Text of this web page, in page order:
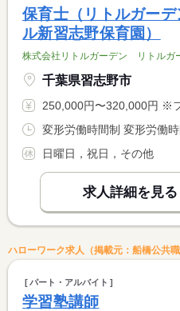
保育士（リトルガー
ル新習志野保育園）
株式会社リトルガーデン リトルガ
千葉県習志野市
250,000円〜320,000円 ※フルタイム求人の場合は月額（
日曜日，祝日，その他
求人詳細を見る
ハローワーク求人（掲載元：船橋公共職
パート・アルバイト
学習塾講師